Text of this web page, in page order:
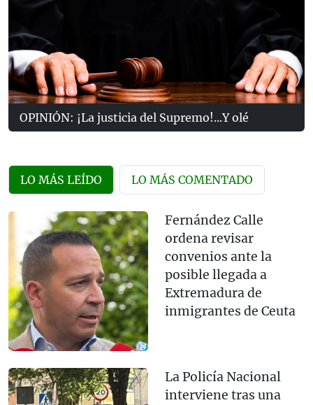
OPINIÓN: ¡La justicia del Supremo!...Y olé
LO MÁS LEÍDO LO MÁS COMENTADO
Fernández Calle
ordena revisar
convenios ante la
posible llegada a
Extremadura de
inmigrantes de Ceuta
La Policía Nacional
interviene tras una